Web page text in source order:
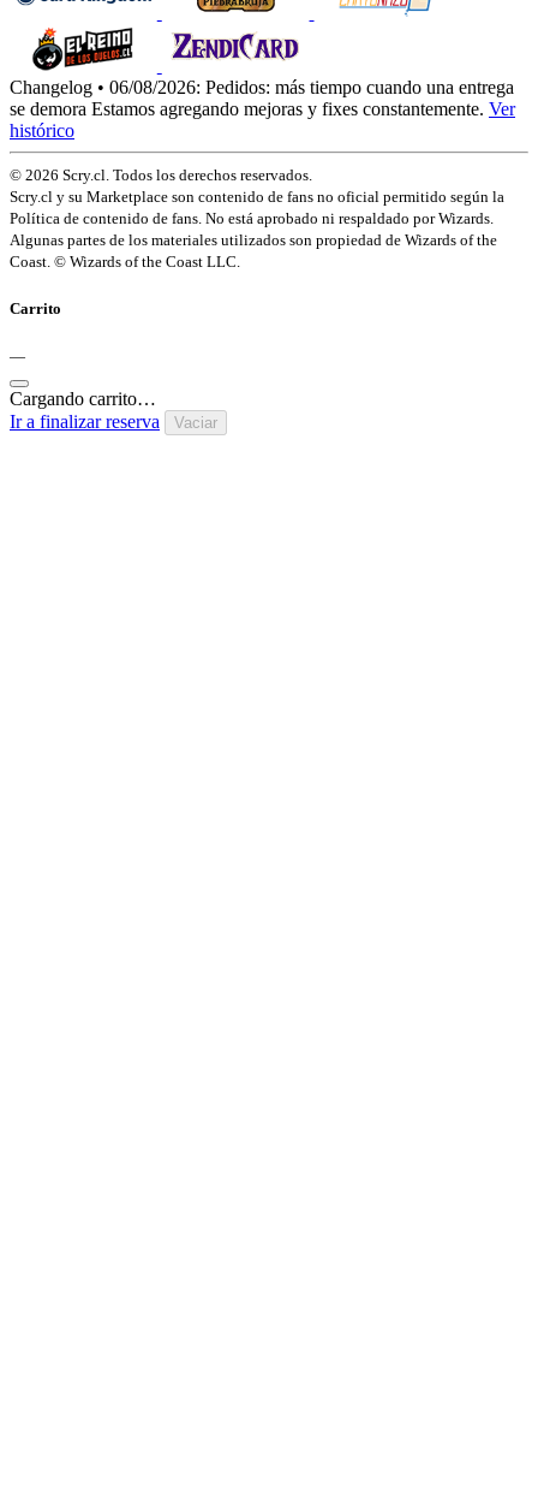
Changelog • 06/08/2026: Pedidos: más tiempo cuando una entrega
se demora Estamos agregando mejoras y fixes constantemente. Ver
histórico
© 2026 Scry.cl. Todos los derechos reservados.
Scry.cl y su Marketplace son contenido de fans no oficial permitido según la
Política de contenido de fans. No está aprobado ni respaldado por Wizards.
Algunas partes de los materiales utilizados son propiedad de Wizards of the
Coast. © Wizards of the Coast LLC.
Carrito
—
Cargando carrito…
Ir a finalizar reserva
Vaciar